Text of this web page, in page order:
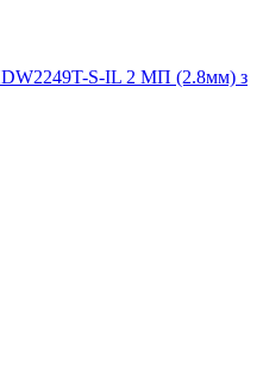
S-IL 2 МП (2.8мм) з